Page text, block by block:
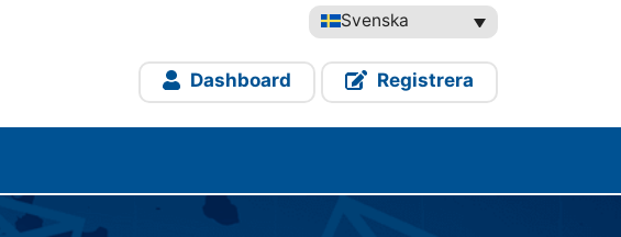
Svenska
Dashboard Registrera